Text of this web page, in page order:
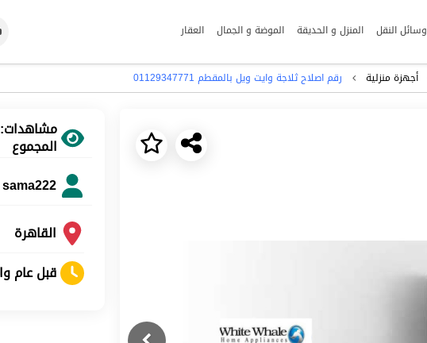
وسائل النقل المنزل و الحديقة الموضة و الجمال العقار
أجهزة منزلية رقم اصلاح ثلاجة وايت ويل بالمقطم 01129347771
Next
المجموع
sama222
القاهرة
قبل عام واحد